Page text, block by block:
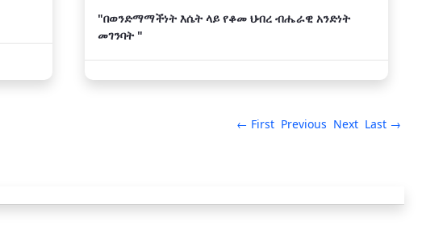
"በወንድማማችነት እሴት ላይ የቆመ ህብረ ብሔራዊ አንድነት
መገንባት "
← First Previous Next Last →